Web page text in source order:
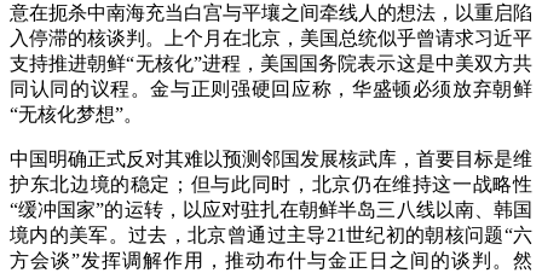
意在扼杀中南海充当白宫与平壤之间牵线人的想法，以重启陷
入停滞的核谈判。上个月在北京，美国总统似乎曾请求习近平
支持推进朝鲜“无核化”进程，美国国务院表示这是中美双方共
同认同的议程。金与正则强硬回应称，华盛顿必须放弃朝鲜
“无核化梦想”。
中国明确正式反对其难以预测邻国发展核武库，首要目标是维
护东北边境的稳定；但与此同时，北京仍在维持这一战略性
“缓冲国家”的运转，以应对驻扎在朝鲜半岛三八线以南、韩国
境内的美军。过去，北京曾通过主导21世纪初的朝核问题“六
方会谈”发挥调解作用，推动布什与金正日之间的谈判。然